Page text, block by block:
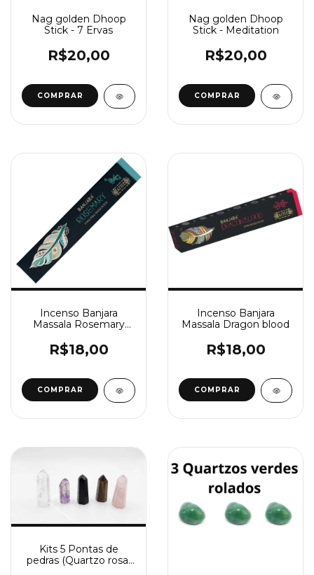
Nag golden Dhoop
Stick - 7 Ervas
R$20,00
Nag golden Dhoop
Stick - Meditation
R$20,00
Incenso Banjara
Massala Rosemary
R$18,00
Incenso Banjara
Massala Dragon blood
R$18,00
Kits 5 Pontas de
pedras (Quartzo rosa,